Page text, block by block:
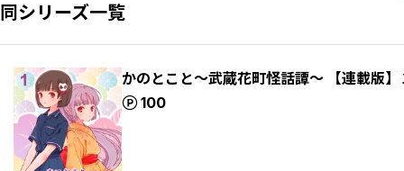
同シリーズ一覧
かのとこと～武蔵花町怪話譚～ 【連載版】
100
ポイント